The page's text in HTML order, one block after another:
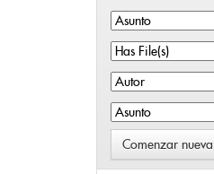
Comenzar